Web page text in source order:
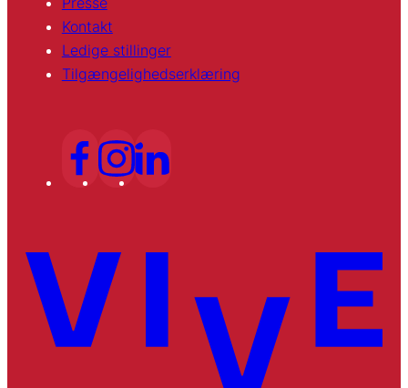
Kontakt
Ledige stillinger
Tilgængelighedserklæring